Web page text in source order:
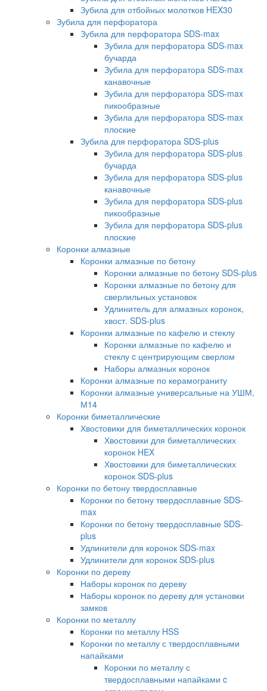
Зубила для отбойных молотков HEX30
Зубила для перфоратора
Зубила для перфоратора SDS-max
Зубила для перфоратора SDS-max
бучарда
Зубила для перфоратора SDS-max
канавочные
Зубила для перфоратора SDS-max
пикообразные
Зубила для перфоратора SDS-max
плоские
Зубила для перфоратора SDS-plus
Зубила для перфоратора SDS-plus
бучарда
Зубила для перфоратора SDS-plus
канавочные
Зубила для перфоратора SDS-plus
пикообразные
Зубила для перфоратора SDS-plus
плоские
Коронки алмазные
Коронки алмазные по бетону
Коронки алмазные по бетону SDS-plus
Коронки алмазные по бетону для
сверлильных установок
Удлинитель для алмазных коронок,
хвост. SDS-plus
Коронки алмазные по кафелю и стеклу
Коронки алмазные по кафелю и
стеклу c центрирующим сверлом
Наборы алмазных коронок
Коронки алмазные по керамограниту
Коронки алмазные универсальные на УШМ,
М14
Коронки биметаллические
Хвостовики для биметаллических коронок
Хвостовики для биметаллических
коронок HEX
Хвостовики для биметаллических
коронок SDS-plus
Коронки по бетону твердосплавные
Коронки по бетону твердосплавные SDS-
max
Коронки по бетону твердосплавные SDS-
plus
Удлинители для коронок SDS-max
Удлинители для коронок SDS-plus
Коронки по дереву
Наборы коронок по дереву
Наборы коронок по дереву для установки
замков
Коронки по металлу
Коронки по металлу HSS
Коронки по металлу с твердосплавными
напайками
Коронки по металлу с
твердосплавными напайками c